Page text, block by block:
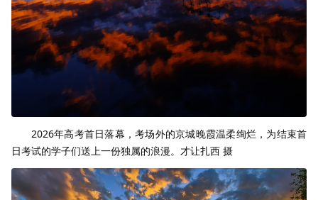
2026年高考首日落幕，考场外的京城晚霞温柔绚烂，为结束首
日考试的学子们送上一份独属的浪漫。才让扎西 摄